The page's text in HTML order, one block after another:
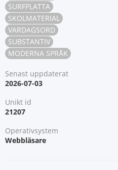
SURFPLATTA
SKOLMATERIAL
VARDAGSORD
SUBSTANTIV
MODERNA SPRÅK
Senast uppdaterat
2026-07-03
Unikt id
21207
Operativsystem
Webbläsare